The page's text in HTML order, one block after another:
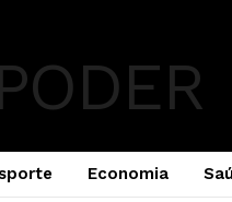
Economia